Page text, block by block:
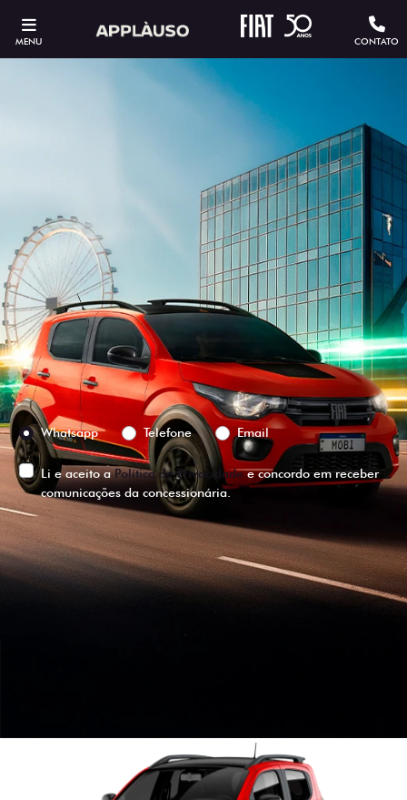
MENU CONTATO
ESTOU INTERESSADO
Versão escolhida
Preferência de contato:
Whatsapp
Telefone Email
Li e aceito aPolítica de Privacidadee concordo em receber
comunicações da concessionária.
ENTRAR EM CONTATO